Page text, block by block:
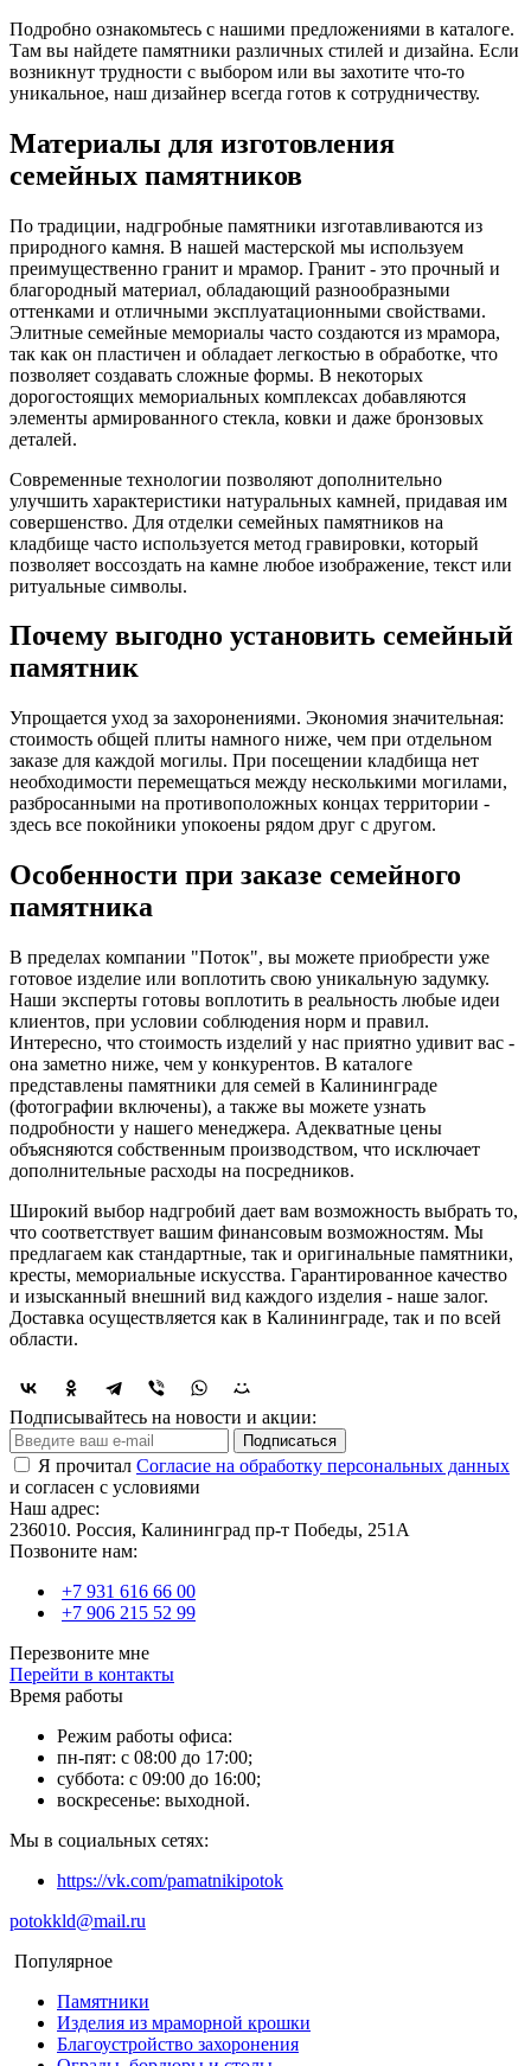
Подробно ознакомьтесь с нашими предложениями в каталоге.
Там вы найдете памятники различных стилей и дизайна. Если
возникнут трудности с выбором или вы захотите что-то
уникальное, наш дизайнер всегда готов к сотрудничеству.
Материалы для изготовления
семейных памятников
По традиции, надгробные памятники изготавливаются из
природного камня. В нашей мастерской мы используем
преимущественно гранит и мрамор. Гранит - это прочный и
благородный материал, обладающий разнообразными
оттенками и отличными эксплуатационными свойствами.
Элитные семейные мемориалы часто создаются из мрамора,
так как он пластичен и обладает легкостью в обработке, что
позволяет создавать сложные формы. В некоторых
дорогостоящих мемориальных комплексах добавляются
элементы армированного стекла, ковки и даже бронзовых
деталей.
Современные технологии позволяют дополнительно
улучшить характеристики натуральных камней, придавая им
совершенство. Для отделки семейных памятников на
кладбище часто используется метод гравировки, который
позволяет воссоздать на камне любое изображение, текст или
ритуальные символы.
Почему выгодно установить семейный
памятник
Упрощается уход за захоронениями. Экономия значительная:
стоимость общей плиты намного ниже, чем при отдельном
заказе для каждой могилы. При посещении кладбища нет
необходимости перемещаться между несколькими могилами,
разбросанными на противоположных концах территории -
здесь все покойники упокоены рядом друг с другом.
Особенности при заказе семейного
памятника
В пределах компании "Поток", вы можете приобрести уже
готовое изделие или воплотить свою уникальную задумку.
Наши эксперты готовы воплотить в реальность любые идеи
клиентов, при условии соблюдения норм и правил.
Интересно, что стоимость изделий у нас приятно удивит вас -
она заметно ниже, чем у конкурентов. В каталоге
представлены памятники для семей в Калининграде
(фотографии включены), а также вы можете узнать
подробности у нашего менеджера. Адекватные цены
объясняются собственным производством, что исключает
дополнительные расходы на посредников.
Широкий выбор надгробий дает вам возможность выбрать то,
что соответствует вашим финансовым возможностям. Мы
предлагаем как стандартные, так и оригинальные памятники,
кресты, мемориальные искусства. Гарантированное качество
и изысканный внешний вид каждого изделия - наше залог.
Доставка осуществляется как в Калининграде, так и по всей
области.
Подписывайтесь на новости и акции:
Подписаться
Я прочитал Согласие на обработку персональных данных
и согласен с условиями
Наш адрес:
236010. Россия, Калининград пр-т Победы, 251А
Позвоните нам:
+7 931 616 66 00
+7 906 215 52 99
Перезвоните мне
Перейти в контакты
Время работы
Режим работы офиса:
пн-пят: с 08:00 до 17:00;
суббота: с 09:00 до 16:00;
воскресенье: выходной.
Мы в социальных сетях:
https://vk.com/pamatnikipotok
potokkld@mail.ru
Популярное
Памятники
Изделия из мраморной крошки
Благоустройство захоронения